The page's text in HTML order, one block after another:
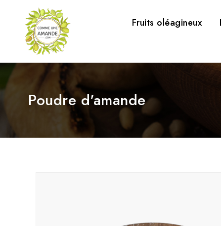
Fruits oléagineux
Poudre d'amande